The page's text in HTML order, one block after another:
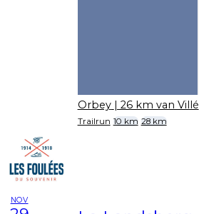
Orbey | 26 km van Villé
Trailrun 10 km 28 km
NOV